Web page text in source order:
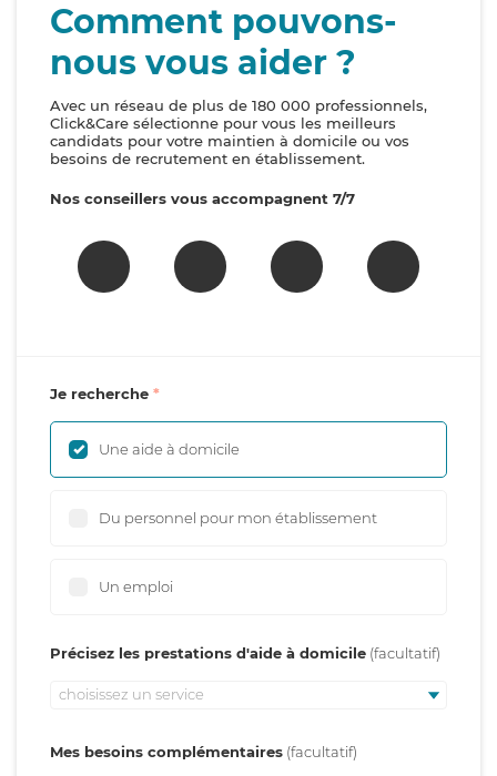
Comment pouvons-
nous vous aider ?
Avec un réseau de plus de 180 000 professionnels,
Click&Care sélectionne pour vous les meilleurs
candidats pour votre maintien à domicile ou vos
besoins de recrutement en établissement.
Nos conseillers vous accompagnent 7/7
Je recherche
Une aide à domicile
Du personnel pour mon établissement
Un emploi
Précisez les prestations d'aide à domicile
choisissez un service
Mes besoins complémentaires